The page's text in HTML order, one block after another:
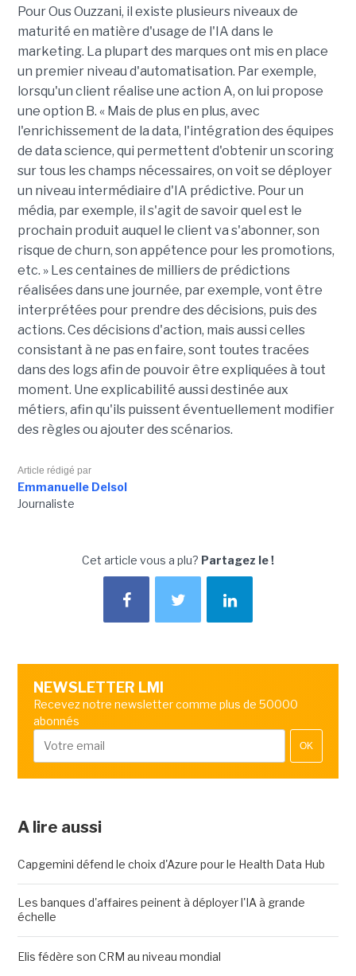
Pour Ous Ouzzani, il existe plusieurs niveaux de
maturité en matière d'usage de l'IA dans le
marketing. La plupart des marques ont mis en place
un premier niveau d'automatisation. Par exemple,
lorsqu'un client réalise une action A, on lui propose
une option B. « Mais de plus en plus, avec
l'enrichissement de la data, l'intégration des équipes
de data science, qui permettent d'obtenir un scoring
sur tous les champs nécessaires, on voit se déployer
un niveau intermédiaire d'IA prédictive. Pour un
média, par exemple, il s'agit de savoir quel est le
prochain produit auquel le client va s'abonner, son
risque de churn, son appétence pour les promotions,
etc. » Les centaines de milliers de prédictions
réalisées dans une journée, par exemple, vont être
interprétées pour prendre des décisions, puis des
actions. Ces décisions d'action, mais aussi celles
consistant à ne pas en faire, sont toutes tracées
dans des logs afin de pouvoir être expliquées à tout
moment. Une explicabilité aussi destinée aux
métiers, afin qu'ils puissent éventuellement modifier
des règles ou ajouter des scénarios.
Article rédigé par
Emmanuelle Delsol
Journaliste
Cet article vous a plu? Partagez le !
NEWSLETTER LMI
Recevez notre newsletter comme plus de 50000
abonnés
OK
A lire aussi
Capgemini défend le choix d'Azure pour le Health Data Hub
Les banques d'affaires peinent à déployer l'IA à grande
échelle
Elis fédère son CRM au niveau mondial